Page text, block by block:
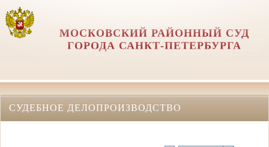
МОСКОВСКИЙ РАЙОННЫЙ СУД
ГОРОДА САНКТ-ПЕТЕРБУРГА
СУДЕБНОЕ ДЕЛОПРОИЗВОДСТВО